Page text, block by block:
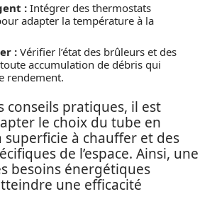
: Intégrer des thermostats
adapter la température à la
: Vérifier l’état des brûleurs et des
accumulation de débris qui
rendement.
conseils pratiques, il est
le choix du tube en
à chauffer et des
de l’espace. Ainsi, une
besoins énergétiques
une efficacité